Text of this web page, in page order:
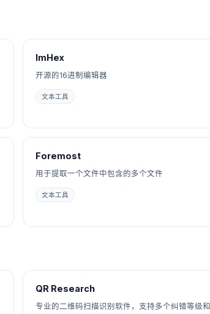
ImHex
开源的16进制编辑器
文本工具
Foremost
用于提取一个文件中包含的多个文件
文本工具
QR Research
专业的二维码扫描识别软件，支持多个纠错等级和